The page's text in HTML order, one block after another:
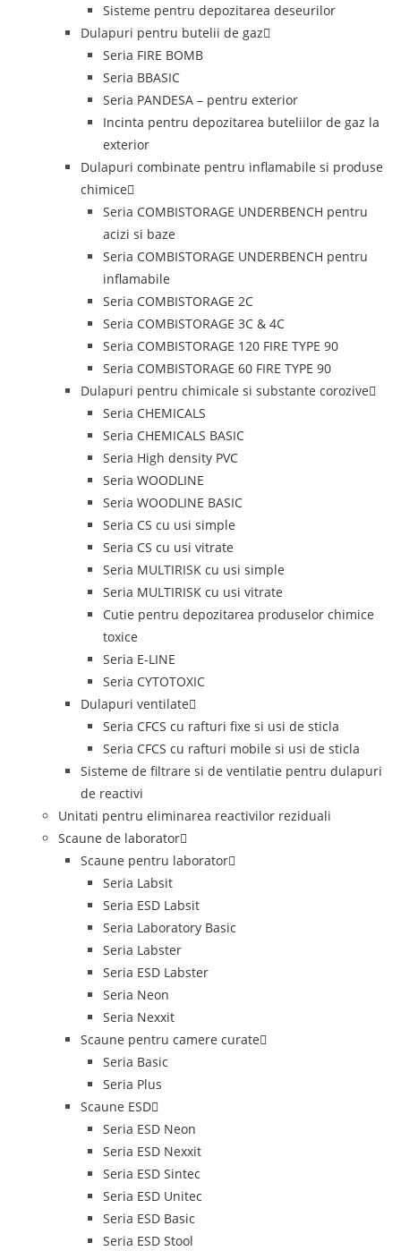
Sisteme pentru depozitarea deseurilor
Dulapuri pentru butelii de gaz
Seria FIRE BOMB
Seria BBASIC
Seria PANDESA – pentru exterior
Incinta pentru depozitarea buteliilor de gaz la
exterior
Dulapuri combinate pentru inflamabile si produse
chimice
Seria COMBISTORAGE UNDERBENCH pentru
acizi si baze
Seria COMBISTORAGE UNDERBENCH pentru
inflamabile
Seria COMBISTORAGE 2C
Seria COMBISTORAGE 3C & 4C
Seria COMBISTORAGE 120 FIRE TYPE 90
Seria COMBISTORAGE 60 FIRE TYPE 90
Dulapuri pentru chimicale si substante corozive
Seria CHEMICALS
Seria CHEMICALS BASIC
Seria High density PVC
Seria WOODLINE
Seria WOODLINE BASIC
Seria CS cu usi simple
Seria CS cu usi vitrate
Seria MULTIRISK cu usi simple
Seria MULTIRISK cu usi vitrate
Cutie pentru depozitarea produselor chimice
toxice
Seria E-LINE
Seria CYTOTOXIC
Dulapuri ventilate
Seria CFCS cu rafturi fixe si usi de sticla
Seria CFCS cu rafturi mobile si usi de sticla
Sisteme de filtrare si de ventilatie pentru dulapuri
de reactivi
Unitati pentru eliminarea reactivilor reziduali
Scaune de laborator
Scaune pentru laborator
Seria Labsit
Seria ESD Labsit
Seria Laboratory Basic
Seria Labster
Seria ESD Labster
Seria Neon
Seria Nexxit
Scaune pentru camere curate
Seria Basic
Seria Plus
Scaune ESD
Seria ESD Neon
Seria ESD Nexxit
Seria ESD Sintec
Seria ESD Unitec
Seria ESD Basic
Seria ESD Stool